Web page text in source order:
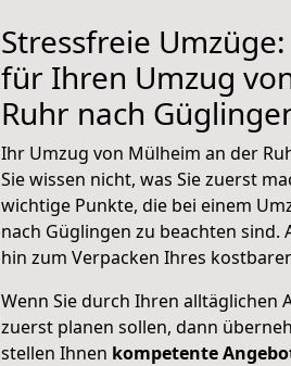
Stressfreie
für Ihren Umzug
Ruhr nach
Ihr Umzug von Mülheim an der
Sie wissen nicht, was Sie zuerst
wichtige Punkte, die bei einem
nach Güglingen zu beachten sind.
hin zum Verpacken Ihres
Wenn Sie durch Ihren alltäglichen
zuerst planen sollen, dann
stellen Ihnen kompetente